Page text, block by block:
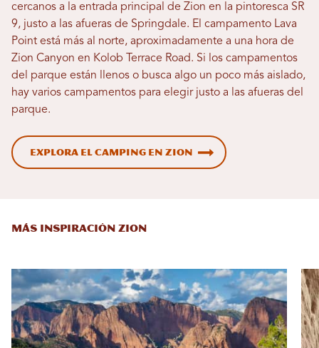
cercanos a la entrada principal de Zion en la pintoresca SR
9, justo a las afueras de Springdale. El campamento Lava
Point está más al norte, aproximadamente a una hora de
Zion Canyon en Kolob Terrace Road. Si los campamentos
del parque están llenos o busca algo un poco más aislado,
hay varios campamentos para elegir justo a las afueras del
parque.
Explora el camping en Zion
MÁS INSPIRACIÓN ZION